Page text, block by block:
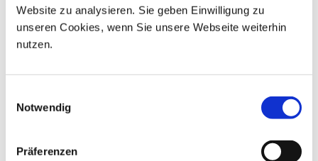
Website zu analysieren. Sie geben Einwilligung zu
unseren Cookies, wenn Sie unsere Webseite weiterhin
nutzen.
Notwendig
Präferenzen